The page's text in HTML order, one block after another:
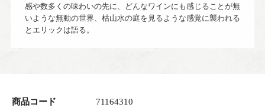
感や数多くの味わいの先に、どんなワインにも感じることが無
いような無動の世界、枯山水の庭を見るような感覚に襲われる
とエリックは語る。
商品コード 71164310